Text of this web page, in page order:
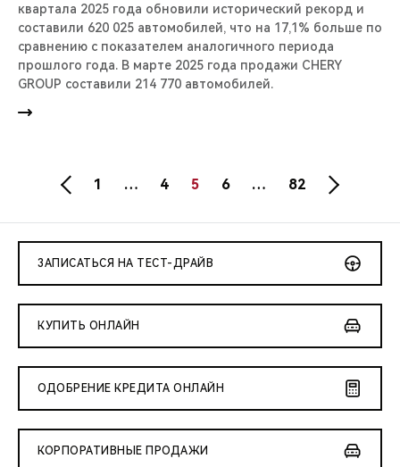
квартала 2025 года обновили исторический рекорд и
составили 620 025 автомобилей, что на 17,1% больше по
сравнению с показателем аналогичного периода
прошлого года. В марте 2025 года продажи CHERY
GROUP составили 214 770 автомобилей.
1 … 4 5 6 … 82
ЗАПИСАТЬСЯ НА ТЕСТ-ДРАЙВ
КУПИТЬ ОНЛАЙН
ОДОБРЕНИЕ КРЕДИТА ОНЛАЙН
КОРПОРАТИВНЫЕ ПРОДАЖИ